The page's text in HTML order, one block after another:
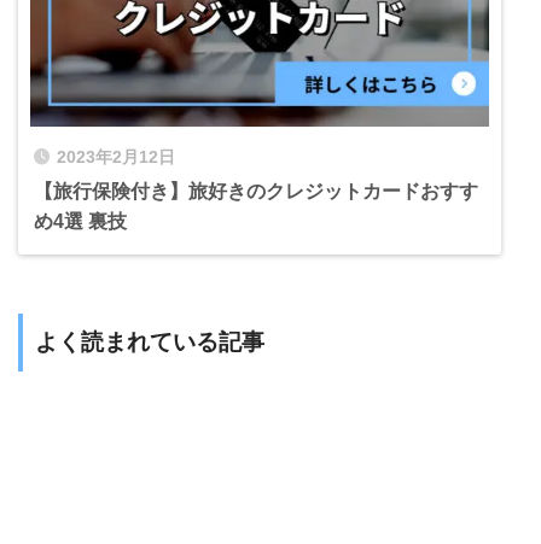
2023年2月12日
【旅行保険付き】旅好きのクレジットカードおすす
め4選 裏技
よく読まれている記事